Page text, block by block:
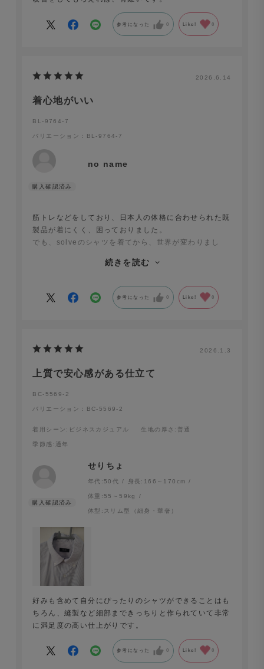
参考になった 0 Like! 0
2026.6.14
着心地がいい
BL-9764-7
バリエーション：BL-9764-7
no name
筋トレなどをしており、日本人の体格に合わせられた既
製品が着にくく、困っておりました。
でも、solveのシャツを着てから、世界が変わりまし
首元が苦しく無いし、胸元も余裕がある。
になれました！！
続きを読む
参考になった 0 Like! 0
2026.1.3
上質で安心感がある仕立て
BC-5569-2
バリエーション：BC-5569-2
着用シーン :ビジネスカジュアル 生地の厚さ :普通
季節感 :通年
せりちょ
年代: 50代 身長: 166～170cm
体重: 55～59kg
体型: スリム型（細身・華奢）
好みも含めて自分にぴったりのシャツができることはも
ちろん、縫製など細部まできっちりと作られていて非常
に満足度の高い仕上がりです。
参考になった 0 Like! 0